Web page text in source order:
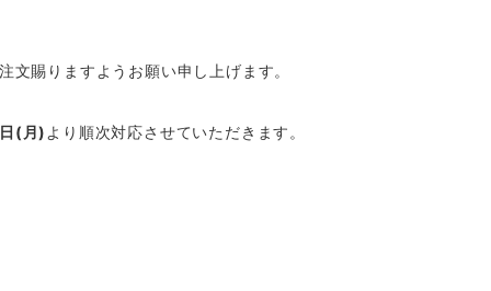
賜りますようお願い申し上げます。
(月) より順次対応させていただきます。